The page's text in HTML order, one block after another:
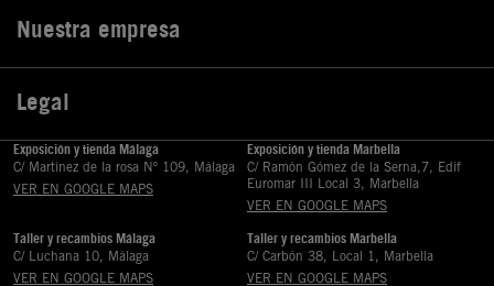
Nuestra empresa
Legal
Exposición y tienda Málaga
C/ Martinez de la rosa Nº 109, Málaga
VER EN GOOGLE MAPS
Exposición y tienda Marbella
C/ Ramón Gómez de la Serna,7, Edif
Euromar III Local 3, Marbella
VER EN GOOGLE MAPS
Taller y recambios Málaga
C/ Luchana 10, Málaga
VER EN GOOGLE MAPS
Taller y recambios Marbella
C/ Carbón 38, Local 1, Marbella
VER EN GOOGLE MAPS